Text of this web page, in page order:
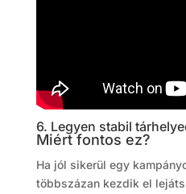
6. Legyen stabil
Miért fontos ez?
Ha jól sikerül egy
többszázan kezdik el